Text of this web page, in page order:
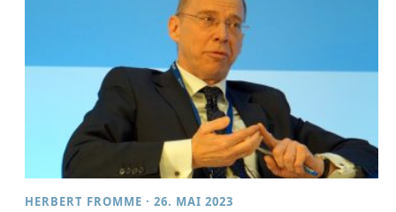
HERBERT FROMME ·26. MAI 2023